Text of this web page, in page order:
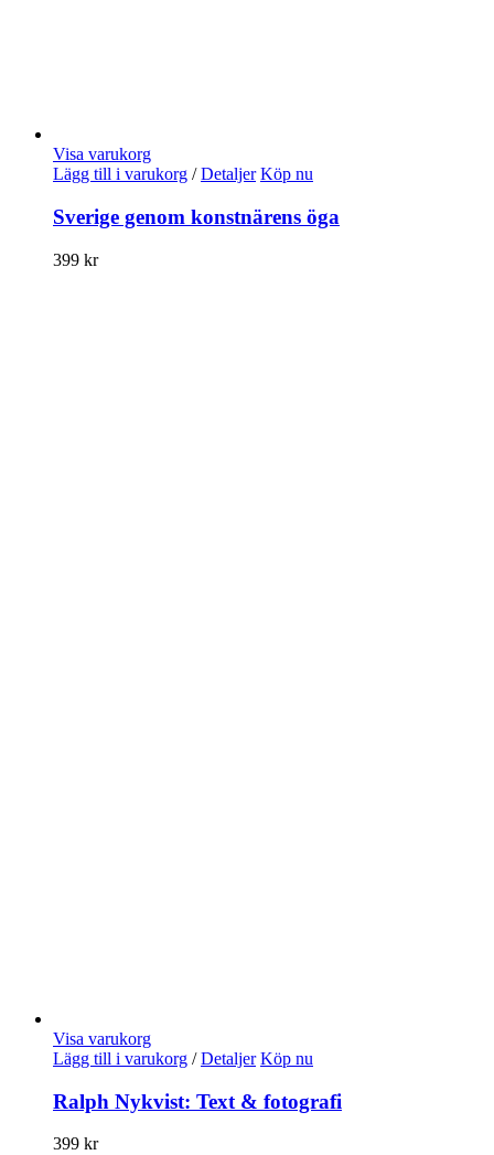
Visa varukorg
Lägg till i varukorg / Detaljer Köp nu
Sverige genom konstnärens öga
399 kr
Visa varukorg
Lägg till i varukorg / Detaljer Köp nu
Ralph Nykvist: Text & fotografi
399 kr